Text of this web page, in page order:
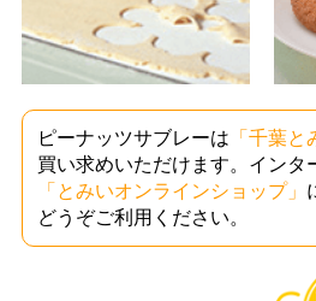
ピーナッツサブレーは 「千葉
買い求めいただけます。インタ
「とみいオンラインショップ」
どうぞご利用ください。